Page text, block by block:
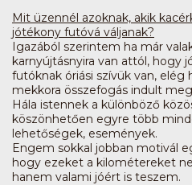
Mit üzennél azoknak, akik
jótékony futóvá váljanak?
Igazából szerintem ha már
karnyújtásnyira van attól, hogy
futóknak óriási szívük van,
mekkora összefogás indult
Hála istennek a különböző
köszönhetően egyre több
lehetőségek, események.
Engem sokkal jobban motivál
hogy ezeket a kilométereket
hanem valami jóért is teszem.